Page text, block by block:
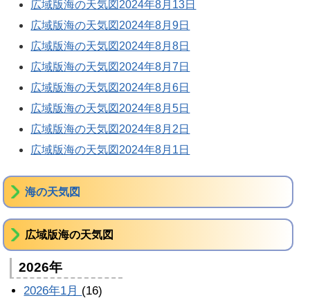
広域版海の天気図2024年8月13日
広域版海の天気図2024年8月9日
広域版海の天気図2024年8月8日
広域版海の天気図2024年8月7日
広域版海の天気図2024年8月6日
広域版海の天気図2024年8月5日
広域版海の天気図2024年8月2日
広域版海の天気図2024年8月1日
海の天気図
広域版海の天気図
2026年
2026年1月 (16)